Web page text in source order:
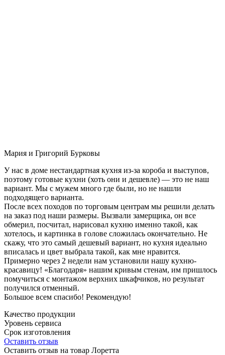
Мария и Григорий Бурковы
У нас в доме нестандартная кухня из-за короба и выступов,
поэтому готовые кухни (хоть они и дешевле) — это не наш
вариант. Мы с мужем много где были, но не нашли
подходящего варианта.
После всех походов по торговым центрам мы решили делать
на заказ под наши размеры. Вызвали замерщика, он все
обмерил, посчитал, нарисовал кухню именно такой, как
хотелось, и картинка в голове сложилась окончательно. Не
скажу, что это самый дешевый вариант, но кухня идеально
вписалась и цвет выбрала такой, как мне нравится.
Примерно через 2 недели нам установили нашу кухню-
красавицу! «Благодаря» нашим кривым стенам, им пришлось
помучиться с монтажом верхних шкафчиков, но результат
получился отменный.
Большое всем спасибо! Рекомендую!
Качество продукции
Уровень сервиса
Срок изготовления
Оставить отзыв
Оставить отзыв на товар Лоретта